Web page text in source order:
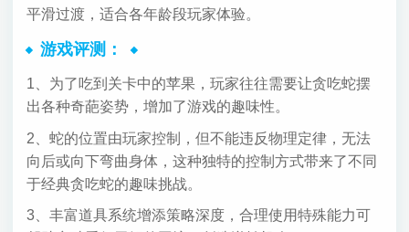
平滑过渡，适合各年龄段玩家体验。
游戏评测：
1、为了吃到关卡中的苹果，玩家往往需要让贪吃蛇摆
出各种奇葩姿势，增加了游戏的趣味性。
2、蛇的位置由玩家控制，但不能违反物理定律，无法
向后或向下弯曲身体，这种独特的控制方式带来了不同
于经典贪吃蛇的趣味挑战。
3、丰富道具系统增添策略深度，合理使用特殊能力可